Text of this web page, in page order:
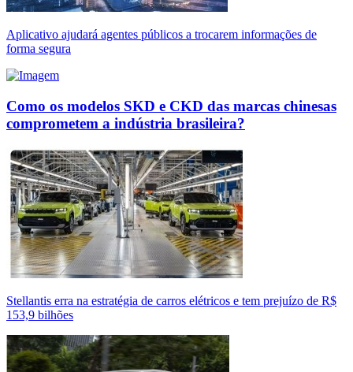
Aplicativo ajudará agentes públicos a trocarem informações de
forma segura
Como os modelos SKD e CKD das marcas chinesas
comprometem a indústria brasileira?
Stellantis erra na estratégia de carros elétricos e tem prejuízo de R$
153,9 bilhões